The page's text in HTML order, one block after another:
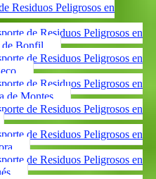
Residuos Peligrosos en
de Residuos Peligrosos en
Bonfil
de Residuos Peligrosos en
de Residuos Peligrosos en
de Montes
de Residuos Peligrosos en
de Residuos Peligrosos en
de Residuos Peligrosos en